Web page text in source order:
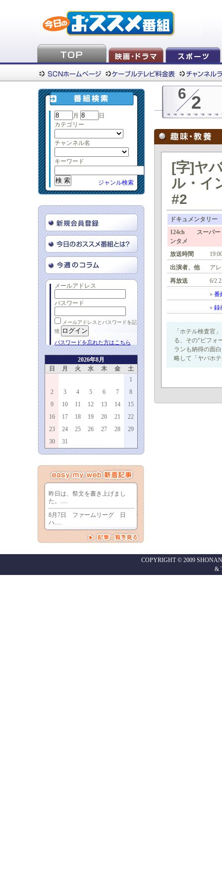
月
日
カテゴリー
チャンネル名
キーワード
ジャンル検索
メールアドレス
パスワード
メールアドレスとパスワードを記
憶
パスワードを忘れた方はこちら
2026年8月
日
月 火 水 木 金
土
1
2
3 4 5 6 7
8
9
10 11 12 13 14
15
16
17 18 19 20 21
22
23
24 25 26 27 28
29
30
31
6 2
[字]ヤ
ル・イ
#2
ドキュメンタリー
124ch スーパー
ンタメ
放送時間
出演者、他
ア
再放送
6/2
» 番
» 録
「ホテル検査官
る、その“ビフォ
ランも納得の面
略して「ヤバホ
COPYRIGHT © 2009
&